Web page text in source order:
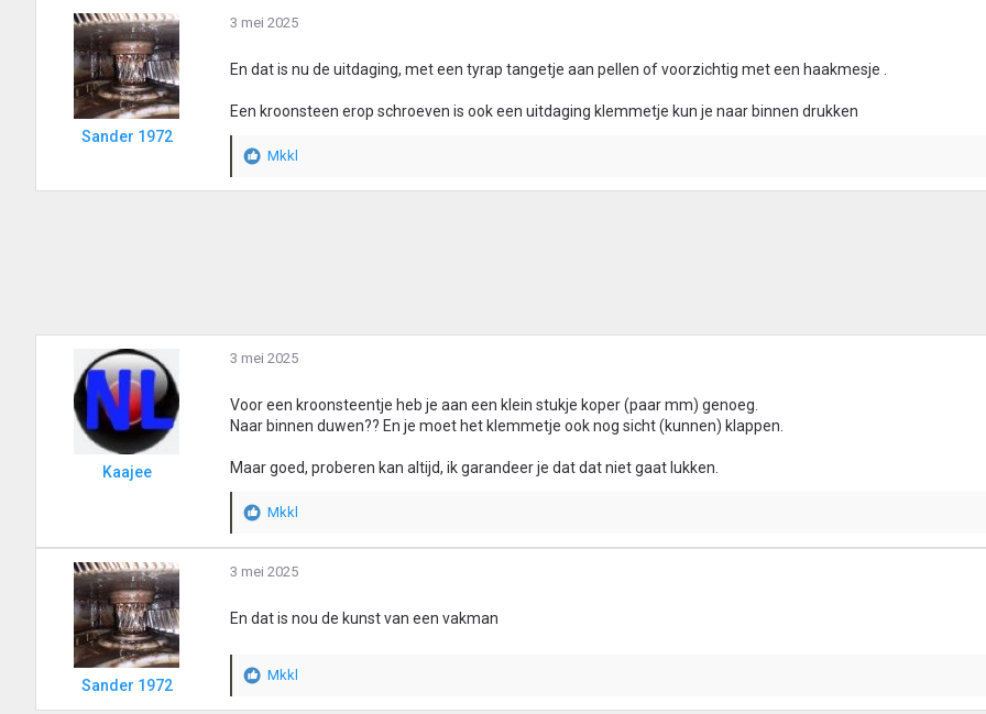
Sander 1972
3 mei 2025
En dat is nu de uitdaging, met een tyrap tangetje aan pellen of voorzichtig met een haakmesje .
Een kroonsteen erop schroeven is ook een uitdaging klemmetje kun je naar binnen drukken
W
e
:
Mkkl
Kaajee
3 mei 2025
Voor een kroonsteentje heb je aan een klein stukje koper (paar mm) genoeg.
Naar binnen duwen?? En je moet het klemmetje ook nog sicht (kunnen) klappen.
Maar goed, proberen kan altijd, ik garandeer je dat dat niet gaat lukken.
W
r
e
n
Mkkl
Sander 1972
3 mei 2025
En dat is nou de kunst van een vakman
W
Mkkl